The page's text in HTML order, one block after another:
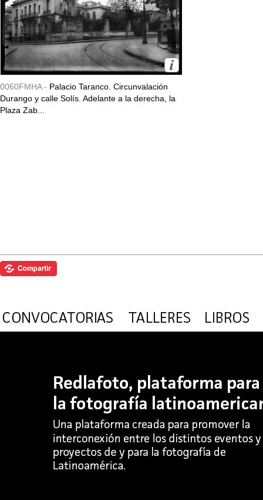
0060FMHA - Palacio Taranco. Circunvalación
Durango y calle Solís. Adelante a la derecha, la
Plaza Zab...